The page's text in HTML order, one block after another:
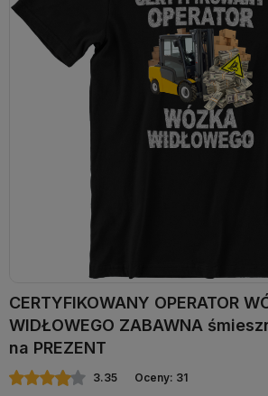
CERTYFIKOWANY OPERATOR
WIDŁOWEGO ZABAWNA
na PREZENT
3.35 Oceny: 31